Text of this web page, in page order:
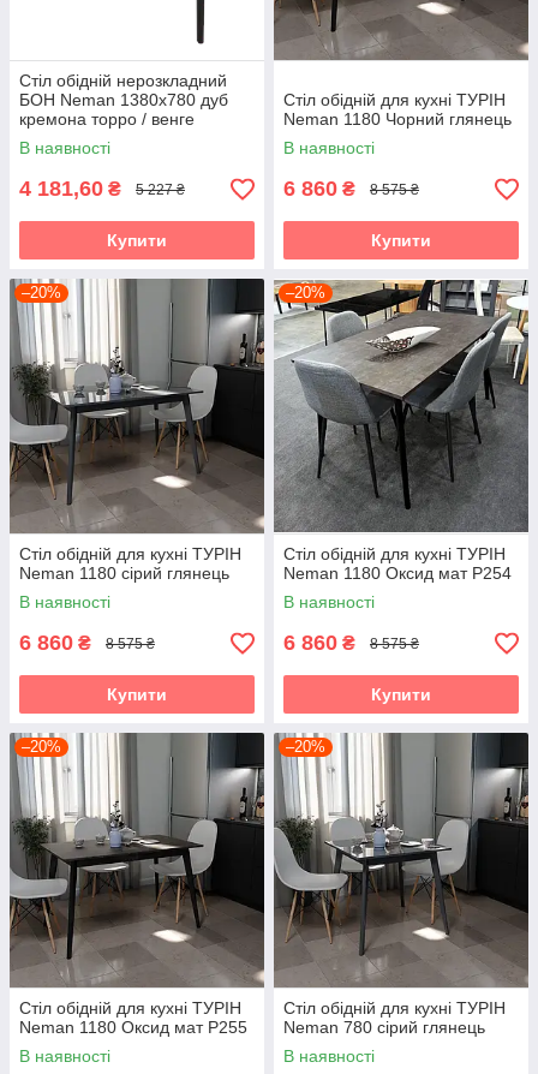
Стіл обідній нерозкладний
БОН Neman 1380х780 дуб
кремона торро / венге
В наявності
4 181,60 ₴ 5 227 ₴
Купити
Стіл обідній для кухні ТУРІН
Neman 1180 Чорний глянець
В наявності
6 860 ₴ 8 575 ₴
Купити
–20%
Стіл обідній для кухні ТУРІН
Neman 1180 сірий глянець
В наявності
6 860 ₴ 8 575 ₴
Купити
–20%
Стіл обідній для кухні ТУРІН
Neman 1180 Оксид мат Р254
В наявності
6 860 ₴ 8 575 ₴
Купити
–20%
Стіл обідній для кухні ТУРІН
Neman 1180 Оксид мат Р255
В наявності
–20%
Стіл обідній для кухні ТУРІН
Neman 780 сірий глянець
В наявності